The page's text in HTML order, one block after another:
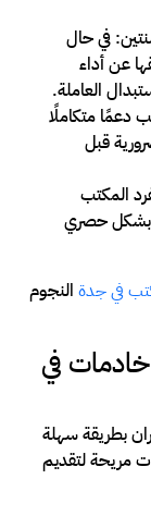
سنتين: في حال
عن أداء
العاملة.
دعمًا متكاملًا
قبل
المكتب
بشكل حصري
في جدةالنجوم
في
بطريقة سهلة
مريحة لتقديم